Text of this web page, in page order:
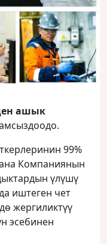
ашык
99%
Компаниянын
үлүшү
иштеген чет
жергиликтүү
эсебинен